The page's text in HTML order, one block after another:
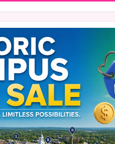
cơ thể anh tại thời điểm qua
phút cuối cùng của anh.